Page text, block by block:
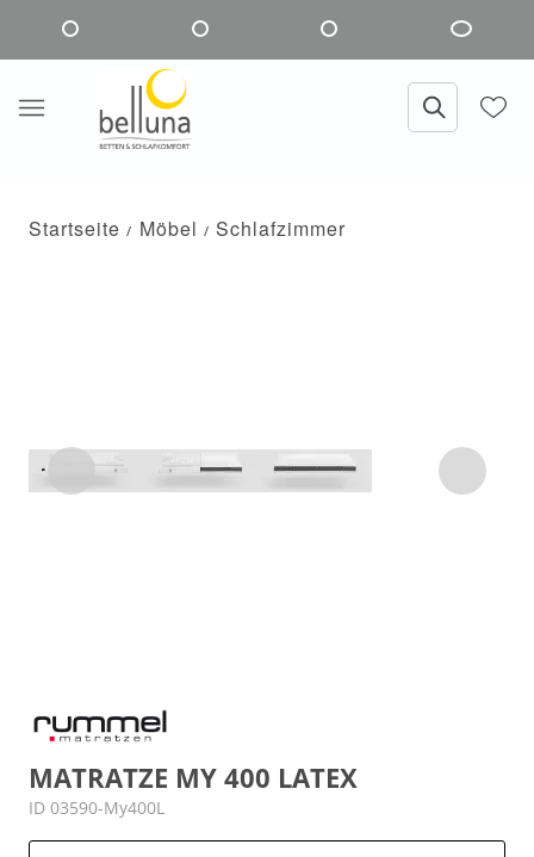
Startseite Möbel Schlafzimmer
MATRATZE MY 400 LATEX
ID 03590-My400L